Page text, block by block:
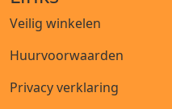
Veilig winkelen
Huurvoorwaarden
Privacy verklaring